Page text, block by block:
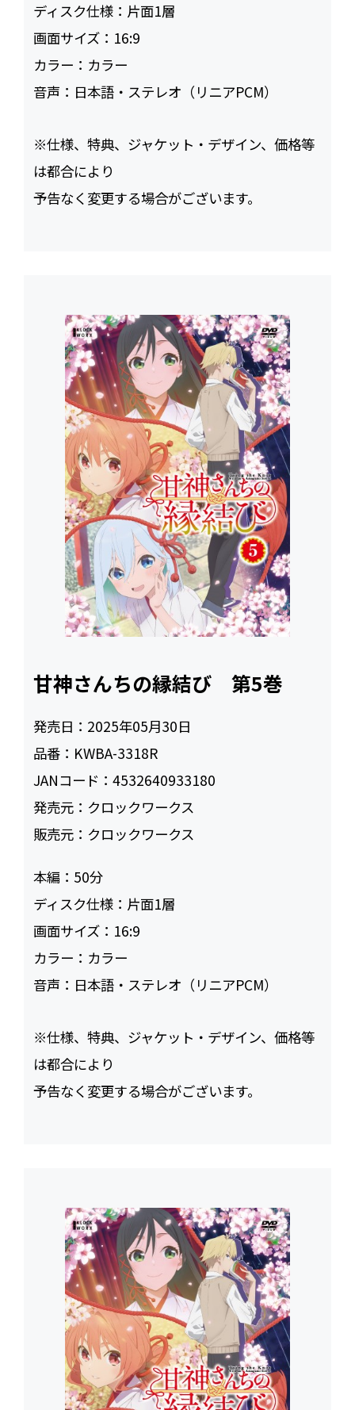
ディスク仕様： 片面1層
画面サイズ： 16:9
カラー： カラー
音声： 日本語・ステレオ（リニアPCM）
※仕様、特典、ジャケット・デザイン、価格等
は都合により
予告なく変更する場合がございます。
甘神さんちの縁結び 第5巻
発売日： 2025年05月30日
品番： KWBA-3318R
JANコード：4532640933180
発売元： クロックワークス
販売元： クロックワークス
本編： 50
ディスク仕様： 片面1層
画面サイズ： 16:9
カラー： カラー
音声： 日本語・ステレオ（リニアPCM）
※仕様、特典、ジャケット・デザイン、価格等
は都合により
予告なく変更する場合がございます。